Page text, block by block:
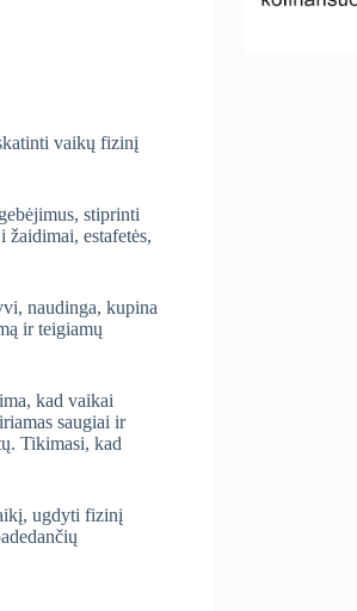
vaikų fizinį
stiprinti
estafetės,
naudinga, kupina
ir teigiamų
kad vaikai
saugiai ir
Tikimasi, kad
ugdyti fizinį